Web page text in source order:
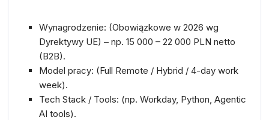
Wynagrodzenie: (Obowiązkowe w 2026 wg
Dyrektywy UE) – np. 15 000 – 22 000 PLN netto
(B2B).
Model pracy: (Full Remote / Hybrid / 4-day work
week).
Tech Stack / Tools: (np. Workday, Python, Agentic
AI tools).